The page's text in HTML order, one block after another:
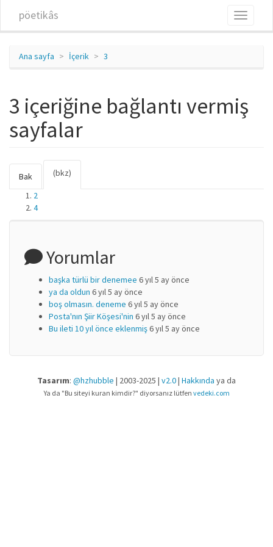
pöetikâs
Toggle
Ana sayfa İçerik 3
3 içeriğine bağlantı vermiş
sayfalar
Birincil sekmeler
Bak (bkz)
2
4
Yorumlar
başka türlü bir denemee 6 yıl 5 ay önce
ya da oldun 6 yıl 5 ay önce
boş olmasın. deneme 6 yıl 5 ay önce
Posta'nın Şiir Köşesi'nin 6 yıl 5 ay önce
Bu ileti 10 yıl önce eklenmiş6 yıl 5 ay önce
Tasarım: @hzhubble | 2003-2025 | v2.0| Hakkında ya da
Ya da "Bu siteyi kuran kimdir?" diyorsanız lütfen vedeki.com